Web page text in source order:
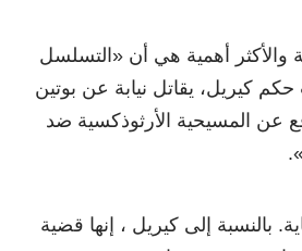
والأكثر أهمية هي أن « التسلسل
كيريل، يقاتل نيابة عن بوتين
عن المسيحية الأرثوذكسية ضد
.
بالنسبة إلى كيريل ، إنها قضية